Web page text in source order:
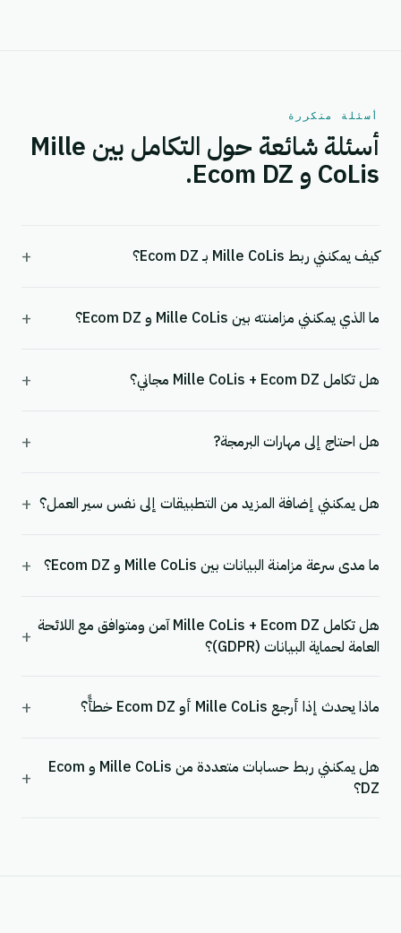
أسئلة متكررة
أسئلة شائعة حول التكامل بين Mille
CoLis و Ecom DZ.
كيف يمكنني ربط Mille CoLis بـ Ecom DZ؟ +
ما الذي يمكنني مزامنته بين Mille CoLis و Ecom DZ؟ +
هل تكامل Mille CoLis + Ecom DZ مجاني؟ +
هل احتاج إلى مهارات البرمجة? +
هل يمكنني إضافة المزيد من التطبيقات إلى نفس سير العمل؟ +
ما مدى سرعة مزامنة البيانات بين Mille CoLis و Ecom DZ؟ +
هل تكامل Mille CoLis + Ecom DZ آمن ومتوافق مع اللائحة
العامة لحماية البيانات (GDPR)؟
+
ماذا يحدث إذا أرجع Mille CoLis أو Ecom DZ خطأً؟ +
هل يمكنني ربط حسابات متعددة من Mille CoLis و Ecom
DZ؟
+